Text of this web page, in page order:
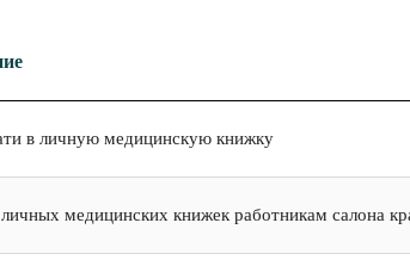
в личную медицинскую книжку
медицинских книжек работникам салона